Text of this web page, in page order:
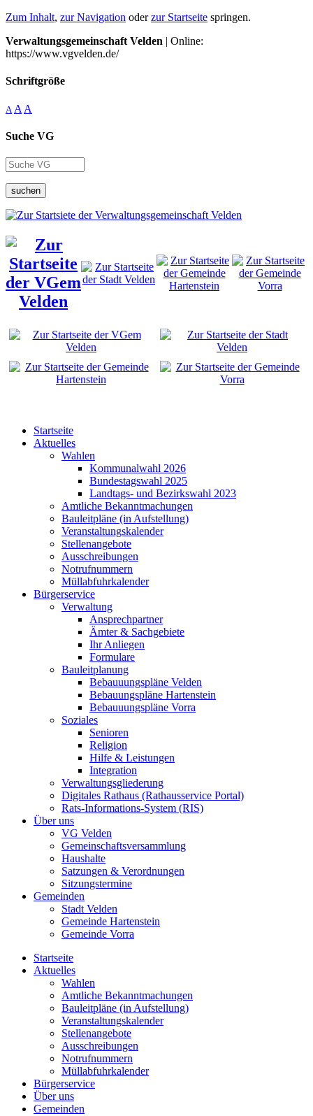
Zum Inhalt, zur Navigation oderzur Startseite springen.
Verwaltungsgemeinschaft Velden | Online:
https://www.vgvelden.de/
Schriftgröße
A A A
Suche VG
suchen
Startseite
Aktuelles
Wahlen
Kommunalwahl 2026
Bundestagswahl 2025
Landtags- und Bezirkswahl 2023
Amtliche Bekanntmachungen
Bauleitpläne (in Aufstellung)
Veranstaltungskalender
Stellenangebote
Ausschreibungen
Notrufnummern
Müllabfuhrkalender
Bürgerservice
Verwaltung
Ansprechpartner
Ämter & Sachgebiete
Ihr Anliegen
Formulare
Bauleitplanung
Bebauuungspläne Velden
Bebauungspläne Hartenstein
Bebauuungspläne Vorra
Soziales
Senioren
Religion
Hilfe & Leistungen
Integration
Verwaltungsgliederung
Digitales Rathaus (Rathausservice Portal)
Rats-Informations-System (RIS)
Über uns
VG Velden
Gemeinschaftsversammlung
Haushalte
Satzungen & Verordnungen
Sitzungstermine
Gemeinden
Stadt Velden
Gemeinde Hartenstein
Gemeinde Vorra
Startseite
Aktuelles
Wahlen
Amtliche Bekanntmachungen
Bauleitpläne (in Aufstellung)
Veranstaltungskalender
Stellenangebote
Ausschreibungen
Notrufnummern
Müllabfuhrkalender
Bürgerservice
Über uns
Gemeinden